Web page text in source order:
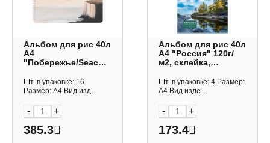
Альбом для рис 40л
А4
"Побережье/Seacoast.
гребень N6381 Be
Smart
Шт. в упаковке: 16
Размер: А4 Вид изд...
- +
385.3
Альбом для рис 40л
А4 "Россия" 120г/
м2, склейка,
АР4скл40 62615 BG
Шт. в упаковке: 4 Размер:
А4 Вид изде...
- +
173.4